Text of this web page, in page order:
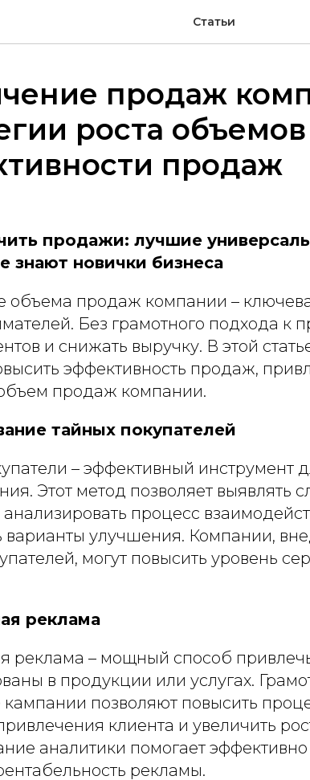
Статьи
продаж
роста
продаж
продажи: лучшие
знают новички бизнеса
объема продаж компании –
Без грамотного подхода к
и снижать выручку. В этой
эффективность продаж,
продаж компании.
тайных покупателей
– эффективный инструмент
Этот метод позволяет выявлять
процесс
варианты улучшения. Компании,
могут повысить уровень
реклама
реклама – мощный способ
в продукции или услугах.
позволяют повысить
клиента и увеличить
аналитики помогает
рекламы.